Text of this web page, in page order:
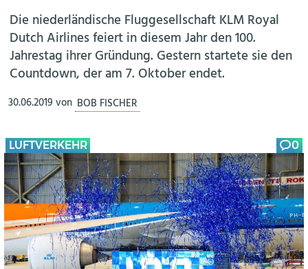
HELIKOPTER
AERO-KULTUR
Die niederländische Fluggesellschaft KLM Royal
Dutch Airlines feiert in diesem Jahr den 100.
Jahrestag ihrer Gründung. Gestern startete sie den
Countdown, der am 7. Oktober endet.
30.06.2019 von BOB FISCHER
LUFTVERKEHR 0